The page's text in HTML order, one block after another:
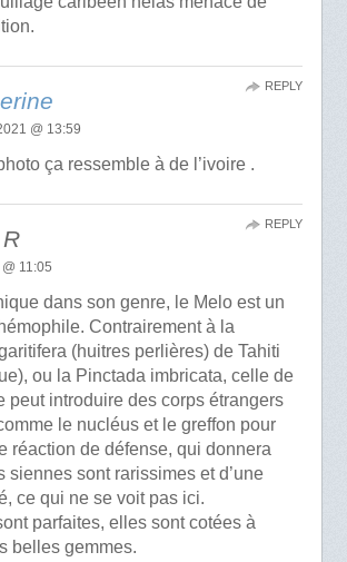
@ 13:59
ça ressemble à de l’ivoire .
REPLY
11:05
dans son genre, le Melo est un
Contrairement à la
(huitres perlières) de Tahiti
ou la Pinctada imbricata, celle de
peut introduire des corps étrangers
le nucléus et le greffon pour
réaction de défense, qui donnera
siennes sont rarissimes et d’une
ce qui ne se voit pas ici.
parfaites, elles sont cotées à
belles gemmes.
REPLY